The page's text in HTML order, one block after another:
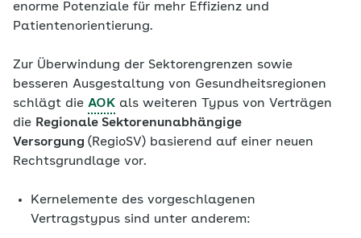
enorme Potenziale für mehr Effizienz und
Patientenorientierung.
Zur Überwindung der Sektorengrenzen sowie
besseren Ausgestaltung von Gesundheitsregionen
schlägt die AOK als weiteren Typus von Verträgen
die Regionale Sektorenunabhängige
Versorgung (RegioSV) basierend auf einer neuen
Rechtsgrundlage vor.
Kernelemente des vorgeschlagenen
Vertragstypus sind unter anderem: